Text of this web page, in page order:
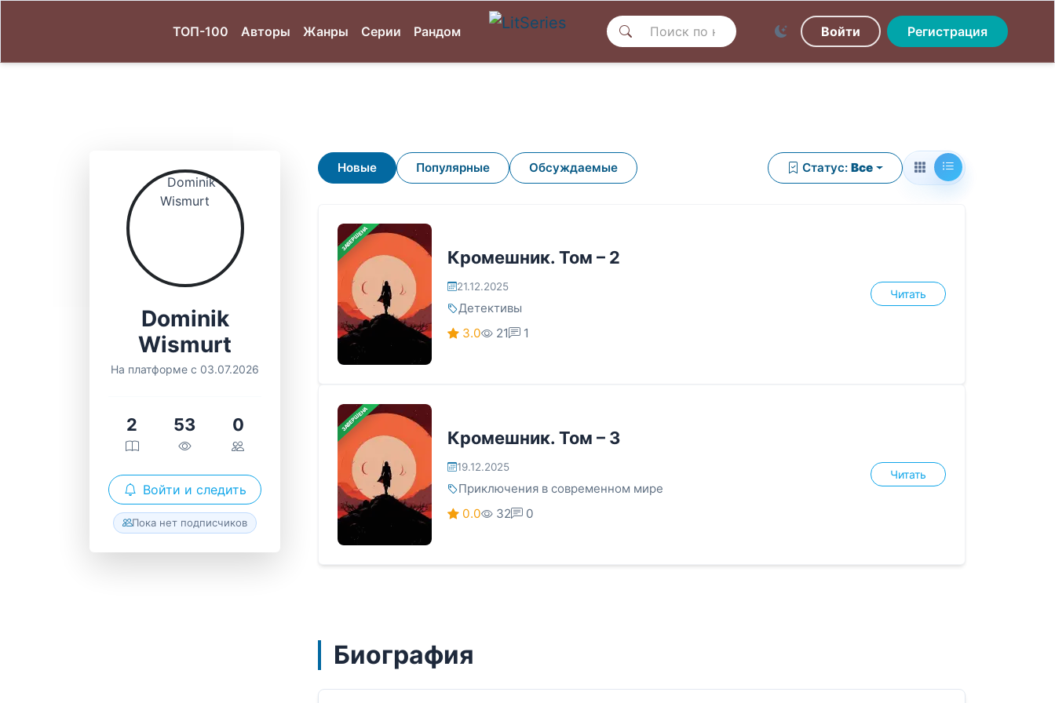
ТОП-100 Авторы Жанры Серии Рандом Войти Регистрация
Dominik
Wismurt
На платформе с 03.07.2026
2 53 0
Войти и следить
Пока нет подписчиков
Новые Популярные Обсуждаемые Статус: Все
ЗАВЕРШЕНА
Кромешник. Том – 2
21.12.2025
Детективы
3.0
21 1
Читать
ЗАВЕРШЕНА
Кромешник. Том – 3
19.12.2025
Приключения в современном мире
0.0
32 0
Читать
Биография